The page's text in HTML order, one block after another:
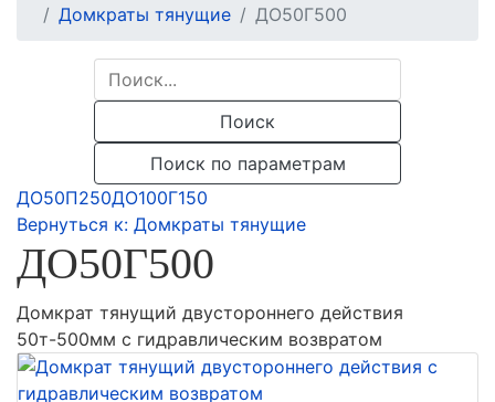
Домкраты тянущие
ДО50Г500
Поиск
Поиск по параметрам
ДО50П250ДО100Г150
Вернуться к: Домкраты тянущие
ДО50Г500
Домкрат тянущий двустороннего действия
50т-500мм с гидравлическим возвратом